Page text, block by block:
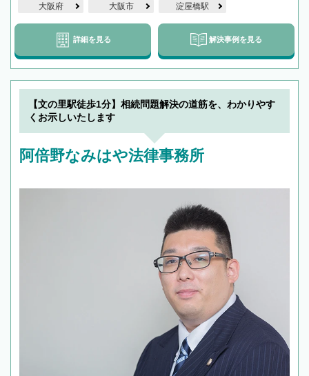
大阪府 大阪市 淀屋橋駅
詳細を見る 解決事例を見る
【文の里駅徒歩1分】相続問題解決の道筋を、わかりやす
くお示しいたします
阿倍野なみはや法律事務所